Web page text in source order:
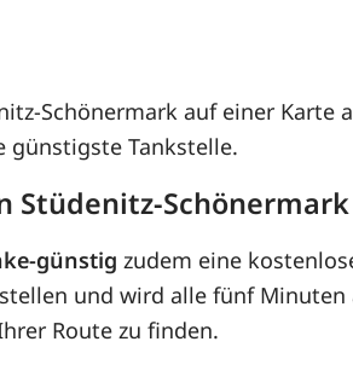
Schönermark auf einer Karte
günstigste Tankstelle.
Stüdenitz-Schönermark
günstig zudem eine
und wird alle fünf
Route zu finden.